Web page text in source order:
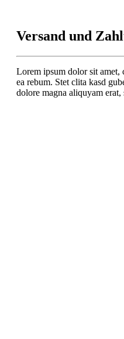
Versand und
Lorem ipsum dolor sit amet,
ea rebum. Stet clita kasd
dolore magna aliquyam